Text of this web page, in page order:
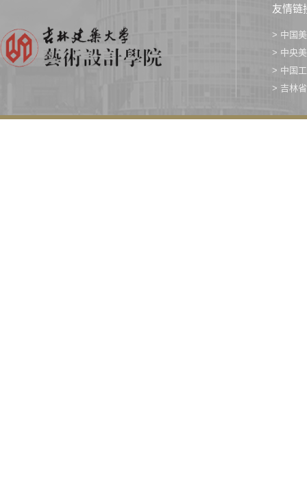
友情链
> 中国
> 中央
> 中国
> 吉林